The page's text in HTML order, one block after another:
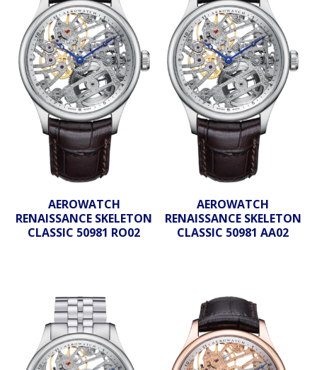
AEROWATCH
RENAISSANCE SKELETON
CLASSIC 50981 RO02
AEROWATCH
RENAISSANCE SKELETON
CLASSIC 50981 AA02